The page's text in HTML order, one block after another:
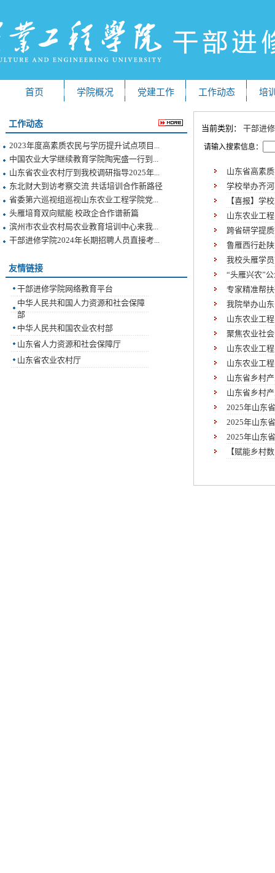
首页 学院概况 党建工作 工作动态 培
工作动态
2023年度高素质农民与学历提升试点项目...
中国农业大学继续教育学院陶宪盛一行到...
山东省农业农村厅到我校调研指导2025年...
东北财大到访考察交流 共话培训合作新路径
省委第六巡视组巡视山东农业工程学院党...
头雁培育双向赋能 校政企合作谱新篇
滨州市农业农村局农业教育培训中心来我...
干部进修学院2024年长期招聘人员直接考...
友情链接
干部进修学院网络教育平台
中华人民共和国人力资源和社会保障
部
中华人民共和国农业农村部
山东省人力资源和社会保障厅
山东省农业农村厅
当前类别： 干部进
请输入搜索信息：
山东省高素
学校举办齐
【喜报】学
山东农业工
跨省研学提
鲁雁西行赴
我校头雁学
“头雁兴农”
专家精准帮
我院举办山
山东农业工
聚焦农业社
山东农业工
山东农业工
山东省乡村
山东省乡村
2025年山东
2025年山东
2025年山东
【赋能乡村